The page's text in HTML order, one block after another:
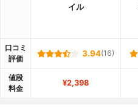
イル
口コミ
評価
3.94(16)
値段
料金
¥2,398